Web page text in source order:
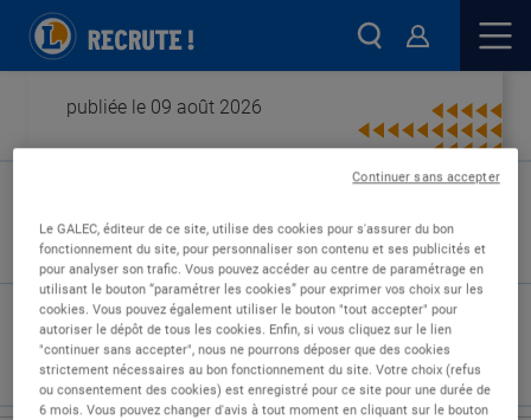
publiée le 09 août 2026
Type de contrat :
Expérience :
Études :
Le GALEC, éditeur de ce site, utilise des cookies pour s'assurer du bon
fonctionnement du site, pour personnaliser son contenu et ses publicités et
pour analyser son trafic. Vous pouvez accéder au centre de paramétrage en
utilisant le bouton “paramétrer les cookies” pour exprimer vos choix sur les
cookies. Vous pouvez également utiliser le bouton "tout accepter" pour
autoriser le dépôt de tous les cookies. Enfin, si vous cliquez sur le lien
"continuer sans accepter", nous ne pourrons déposer que des cookies
strictement nécessaires au bon fonctionnement du site. Votre choix (refus
ou consentement des cookies) est enregistré pour ce site pour une durée de
6 mois. Vous pouvez changer d'avis à tout moment en cliquant sur le bouton
Continuer sans accepter